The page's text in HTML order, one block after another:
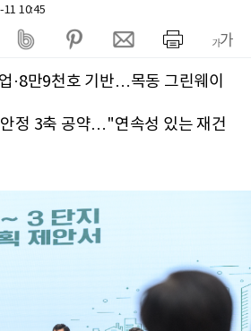
11 10:45
·8만9천호 기반…목동 그린웨이
정 3축 공약…"연속성 있는 재건